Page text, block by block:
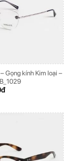
Gọng kính Kim loại –
đ